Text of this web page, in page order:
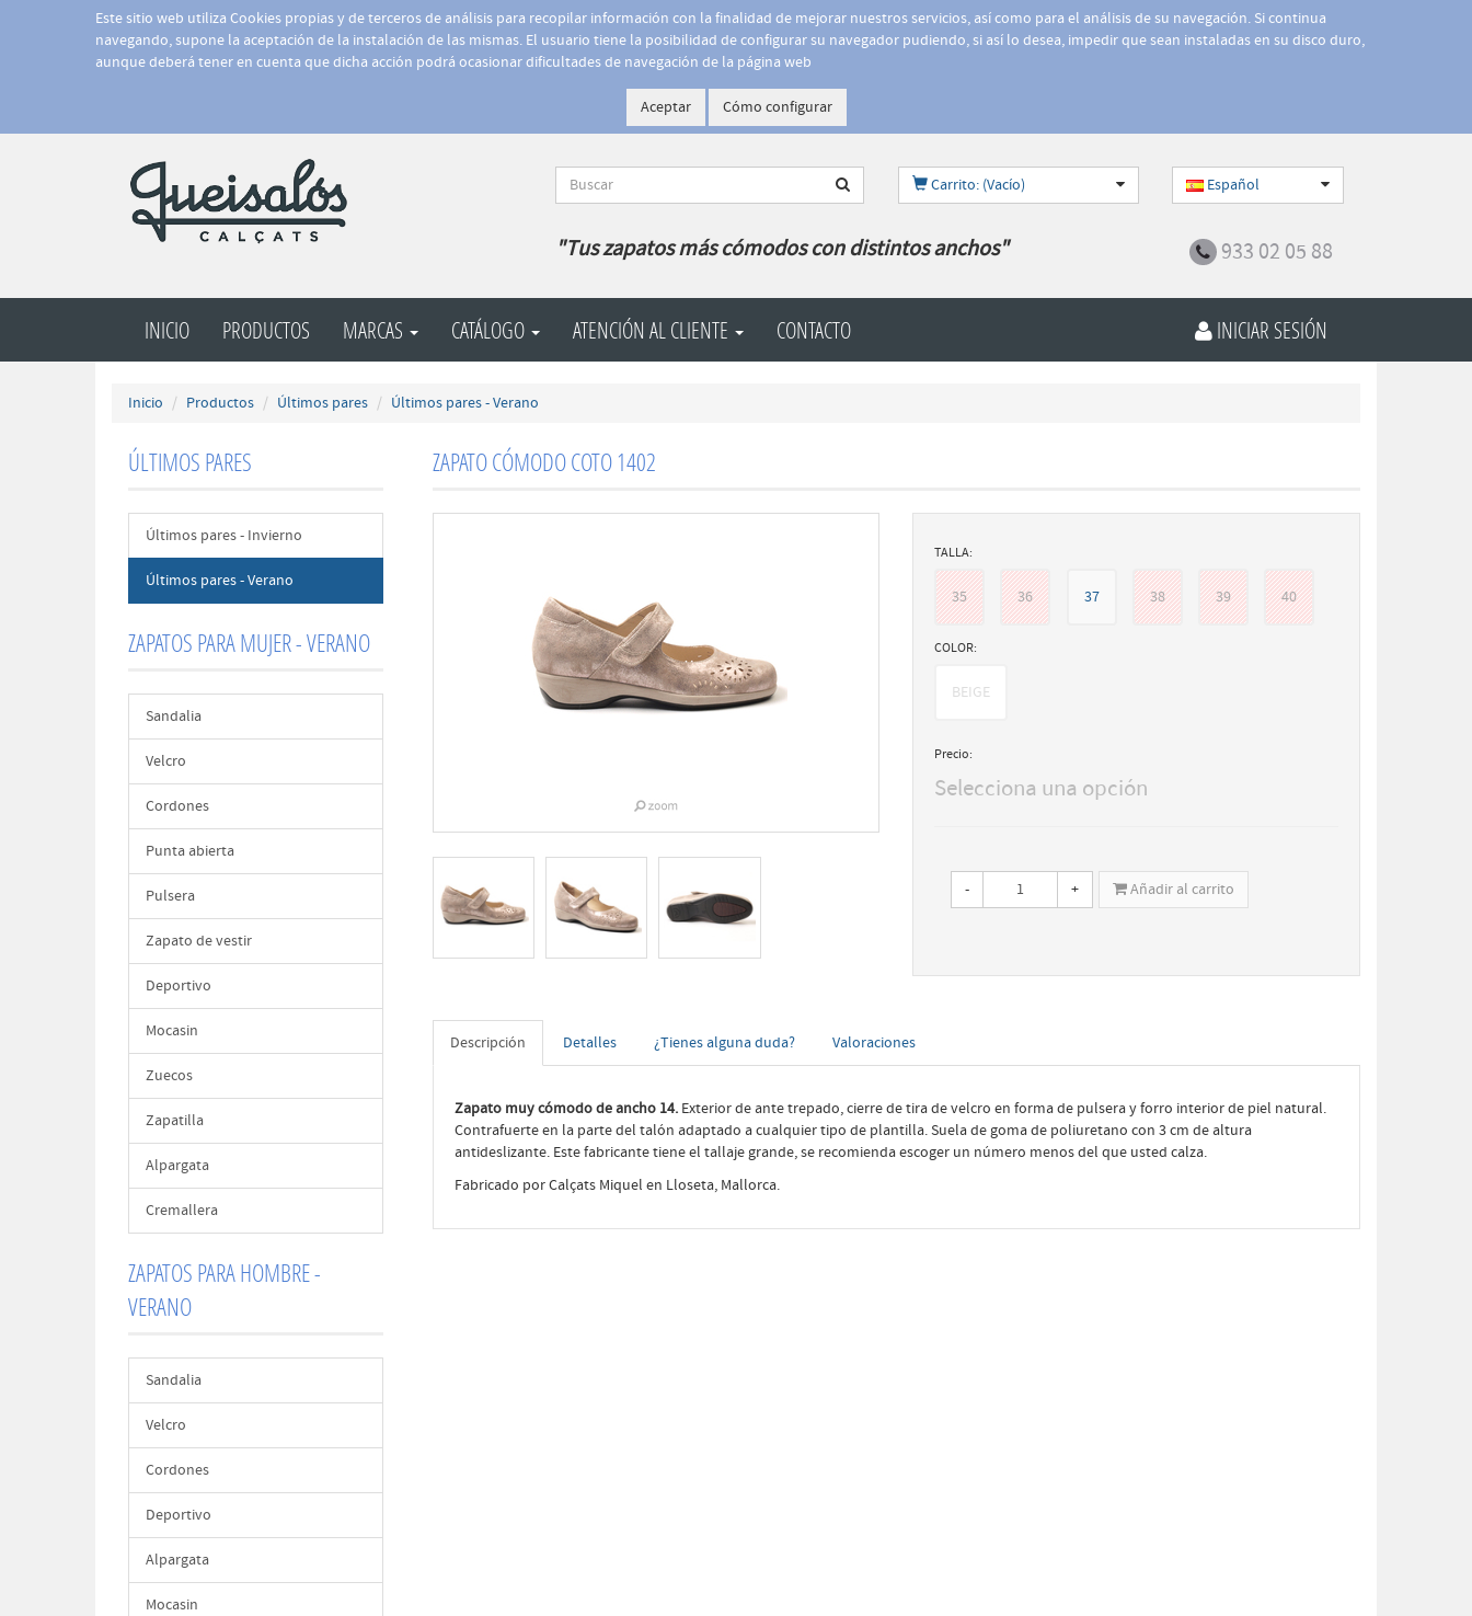
Este sitio web utiliza Cookies propias y de terceros de análisis para recopilar información con la finalidad de mejorar nuestros servicios, así como para el análisis de su navegación. Si continua
navegando, supone la aceptación de la instalación de las mismas. El usuario tiene la posibilidad de configurar su navegador pudiendo, si así lo desea, impedir que sean instaladas en su disco duro,
aunque deberá tener en cuenta que dicha acción podrá ocasionar dificultades de navegación de la página web
Aceptar Cómo configurar
Carrito: (Vacío) Español
"Tus zapatos más cómodos con distintos anchos" 933 02 05 88
INICIO PRODUCTOS MARCAS CATÁLOGO ATENCIÓN AL CLIENTE CONTACTO INICIAR SESIÓN
Inicio Productos Últimos pares Últimos pares - Verano
ÚLTIMOS PARES
Últimos pares - Invierno
Últimos pares - Verano
ZAPATOS PARA MUJER - VERANO
Sandalia
Velcro
Cordones
Punta abierta
Pulsera
Zapato de vestir
Deportivo
Mocasin
Zuecos
Zapatilla
Alpargata
Cremallera
ZAPATOS PARA HOMBRE -
VERANO
Sandalia
Velcro
Cordones
Deportivo
Alpargata
Mocasin
ZAPATO CÓMODO COTO 1402
TALLA:
35 36 37 38 39 40
COLOR:
BEIGE
Precio:
Selecciona una opción
- + Añadir al carrito
Descripción Detalles ¿Tienes alguna duda? Valoraciones
Zapato muy cómodo de ancho 14.Exterior de ante trepado, cierre de tira de velcro en forma de pulsera y forro interior de piel natural.
Contrafuerte en la parte del talón adaptado a cualquier tipo de plantilla. Suela de goma de poliuretano con 3 cm de altura
antideslizante. Este fabricante tiene el tallaje grande, se recomienda escoger un número menos del que usted calza.
Fabricado por Calçats Miquel en Lloseta, Mallorca.